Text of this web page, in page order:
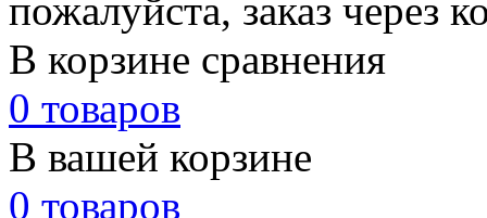
пожалуйста, заказ через
В корзине сравнения
0 товаров
В вашей корзине
0 товаров